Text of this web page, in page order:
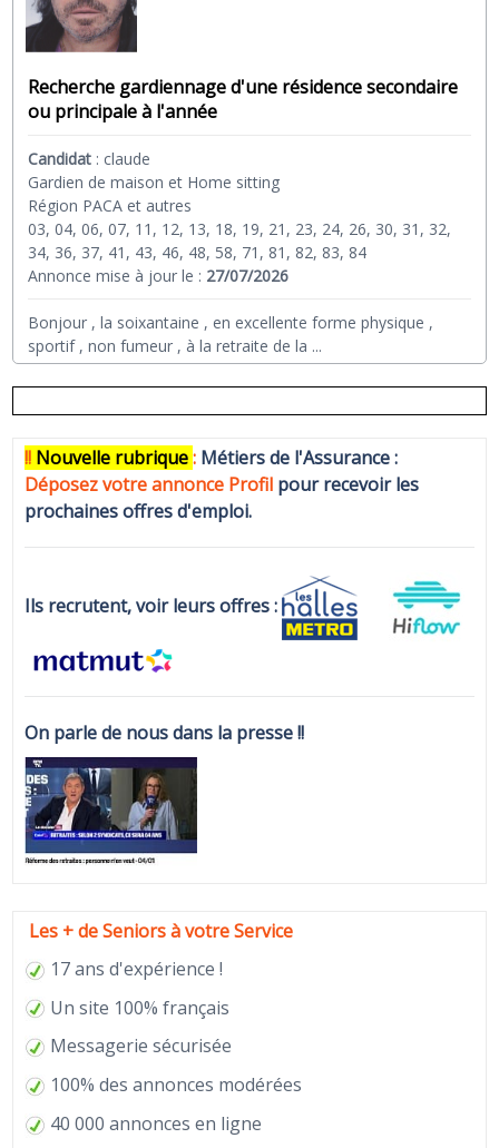
Recherche gardiennage d'une résidence secondaire
ou principale à l'année
Candidat : claude
Gardien de maison et Home sitting
Région PACA et autres
03, 04, 06, 07, 11, 12, 13, 18, 19, 21, 23, 24, 26, 30, 31, 32,
34, 36, 37, 41, 43, 46, 48, 58, 71, 81, 82, 83, 84
Annonce mise à jour le : 27/07/2026
Bonjour , la soixantaine , en excellente forme physique ,
sportif , non fumeur , à la retraite de la ...
!! Nouvelle rubrique: Métiers de l'Assurance :
Déposez votre annonce Profil pour recevoir les
prochaines offres d'emploi.
Ils recrutent, voir leurs offres :
On parle de nous dans la presse !!
Les + de Seniors à votre Service
17 ans d'expérience !
Un site 100% français
Messagerie sécurisée
100% des annonces modérées
40 000 annonces en ligne